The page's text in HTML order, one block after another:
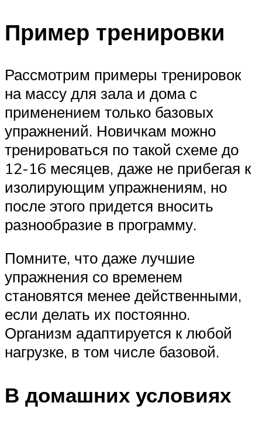
Пример тренировки
Рассмотрим примеры тренировок
на массу для зала и дома с
применением только базовых
упражнений. Новичкам можно
тренироваться по такой схеме до
12-16 месяцев, даже не прибегая к
изолирующим упражнениям, но
после этого придется вносить
разнообразие в программу.
Помните, что даже лучшие
упражнения со временем
становятся менее действенными,
если делать их постоянно.
Организм адаптируется к любой
нагрузке, в том числе базовой.
В домашних условиях